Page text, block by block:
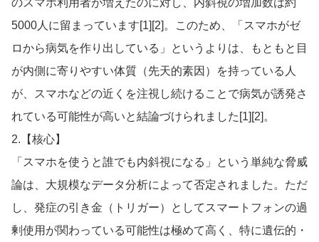
5000人に留まっています[1][2]。このため、「スマホがゼ
ロから病気を作り出している」というよりは、もともと目
が内側に寄りやすい体質（先天的素因）を持っている人
が、スマホなどの近くを注視し続けることで病気が誘発さ
れている可能性が高いと結論づけられました[1][2]。
2.【核心】
「スマホを使うと誰でも内斜視になる」という単純な脅威
論は、大規模なデータ分析によって否定されました。ただ
し、発症の引き金（トリガー）としてスマートフォンの過
剰使用が関わっている可能性は極めて高く、特に遺伝的・